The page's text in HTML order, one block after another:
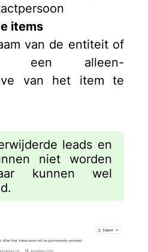
items
van de entiteit of
een alleen-
van het item te
leads en
niet worden
kunnen wel